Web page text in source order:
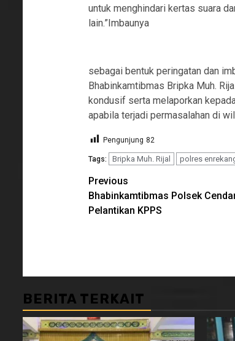
untuk menghindari kertas suara
lain.”Imbaunya
sebagai bentuk peringatan dan
Bhabinkamtibmas Bripka Muh.
kondusif serta melaporkan
apabila terjadi permasalahan di
Pengunjung 82
Tags: Bripka Muh. Rijal polres
Continue
Reading
Previous
Bhabinkamtibmas Polsek
Pelantikan KPPS
BERITA TERKAIT